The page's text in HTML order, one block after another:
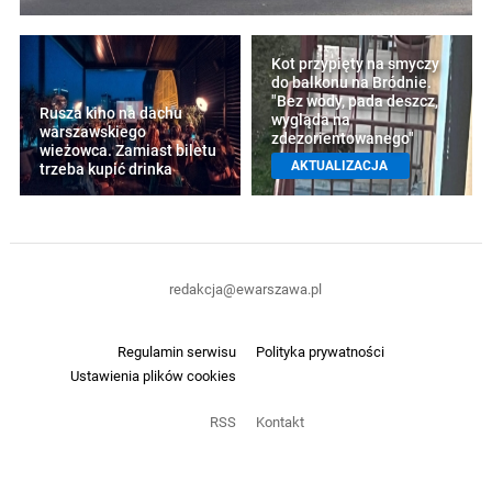
Rusza kino na dachu
warszawskiego
wieżowca. Zamiast biletu
trzeba kupić drinka
Kot przypięty na smyczy
do balkonu na Bródnie.
"Bez wody, pada deszcz,
wygląda na
zdezorientowanego"
AKTUALIZACJA
Regulamin serwisu
Polityka prywatności
Ustawienia plików cookies
RSS Kontakt
redakcja@ewarszawa.pl